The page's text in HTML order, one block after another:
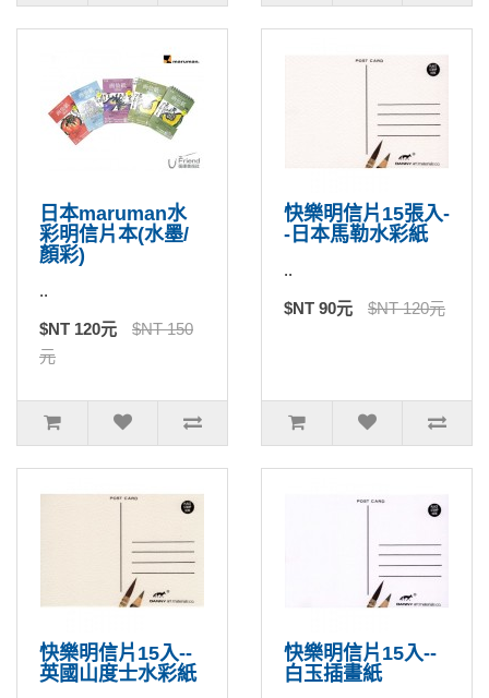
日本maruman水
彩明信片本(水墨/
顏彩)
..
$NT 120元
$NT 150
元
快樂明信片15張入-
-日本馬勒水彩紙
..
$NT 90元 $NT 120元
快樂明信片15入--
英國山度士水彩紙
快樂明信片15入--
白玉插畫紙